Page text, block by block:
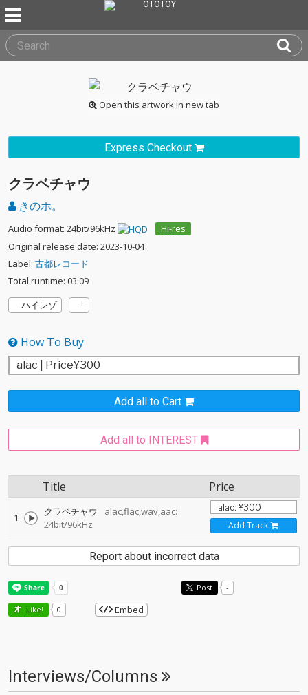
Open this artwork in new tab
Express Checkout
クラベチャウ
きのホ。
Audio format: 24bit/96kHz
Hi-res
Original release date: 2023-10-04
Label: 古都レコード
Total runtime: 03:09
ハイレゾ
How To Buy
Add all to Cart
Add all to INTEREST
Title Price
1 クラベチャウ
alac,flac,wav,aac:
24bit/96kHz
Add Track
Report about incorrect data
Post -
Like! 0 Embed
Interviews/Columns